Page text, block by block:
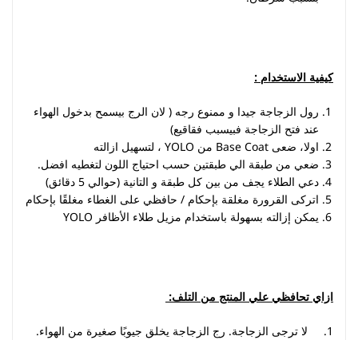
كيفية الاستخدام :
رول الزجاجة جيدا و ممنوع رجه ( لان الرج بيسمح بدخول الهواء
عند فتح الزجاجة فبيسبب فقاقيع)
اولا، ضعى Base Coat من YOLO ، لتسهيل ازالته
ضعي من طبقة الي طبقتين حسب احتياج اللون لتغطيه افضل.
دعي الطلاء يجف من بين كل طبقة و التانية (حوالي 5 دقائق)
اتركى القرورة مغلقة بإحكام / حافظي على الغطاء مغلقًا بإحكام
يمكن إزالته بسهولة باستخدام مزيل طلاء الأظافر YOLO
ازاي تحافظي علي المنتج من التلف:
1. لا ترجى الزجاجة. رج الزجاجة يخلق جيوبًا صغيرة من الهواء.